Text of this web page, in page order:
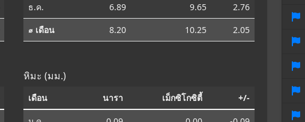
ธ.ค.
6.89 9.65
2.76
⌀ เดือน
8.20 10.25 2.05
หิมะ (มม.)
เดือน นารา เม็กซิโกซิตี้ +/-